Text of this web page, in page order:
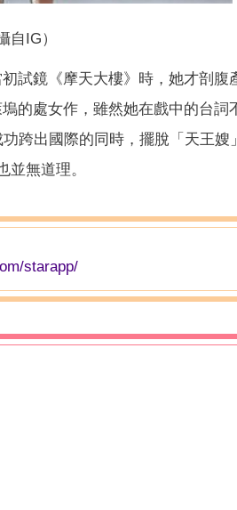
自IG）
試鏡《摩天大樓》時，她才剖腹
的處女作，雖然她在戲中的台詞
跨出國際的同時，擺脫「天王嫂
無道理。
starapp/